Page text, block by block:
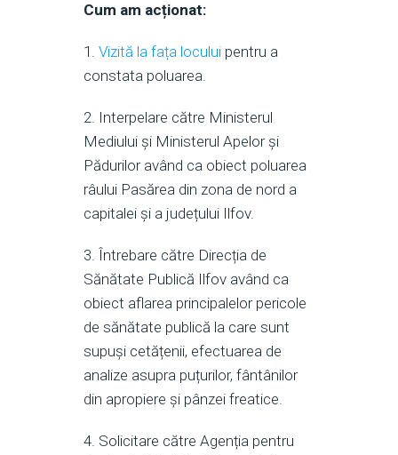
Cum am acționat:
1. Vizită la fața locului pentru a
constata poluarea.
2. Interpelare către Ministerul
Mediului și Ministerul Apelor și
Pădurilor având ca obiect poluarea
râului Pasărea din zona de nord a
capitalei și a județului Ilfov.
3. Întrebare către Direcția de
Sănătate Publică Ilfov având ca
obiect aflarea principalelor pericole
de sănătate publică la care sunt
supuși cetățenii, efectuarea de
analize asupra puțurilor, fântânilor
din apropiere și pânzei freatice.
4. Solicitare către Agenția pentru